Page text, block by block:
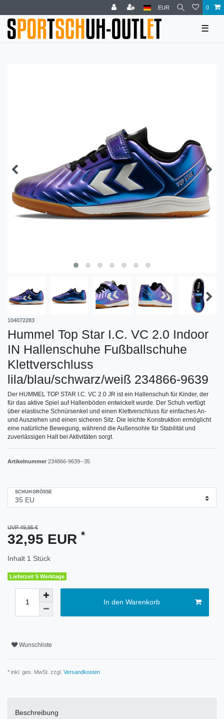
EUR 0
☰
104072283
Hummel Top Star I.C. VC 2.0 Indoor
IN Hallenschuhe Fußballschuhe
Klettverschluss
lila/blau/schwarz/weiß 234866-9639
Der HUMMEL TOP STAR I.C. VC 2.0 JR ist ein Hallenschuh für Kinder, der
für das aktive Spiel auf Hallenböden entwickelt wurde. Der Schuh verfügt
über elastische Schnürsenkel und einen Klettverschluss für einfaches An-
und Ausziehen und einen sicheren Sitz. Die leichte Konstruktion ermöglicht
eine natürliche Bewegung, während die Außensohle für Stabilität und
zuverlässigen Halt bei Aktivitäten sorgt.
Artikelnummer 234866-9639--35
SCHUHGRÖSSE
UVP 49,95 €
32,95 EUR *
Inhalt 1 Stück
Lieferzeit 5 Werktage
In den Warenkorb
Wunschliste
* inkl. ges. MwSt. zzgl. Versandkosten
Beschreibung